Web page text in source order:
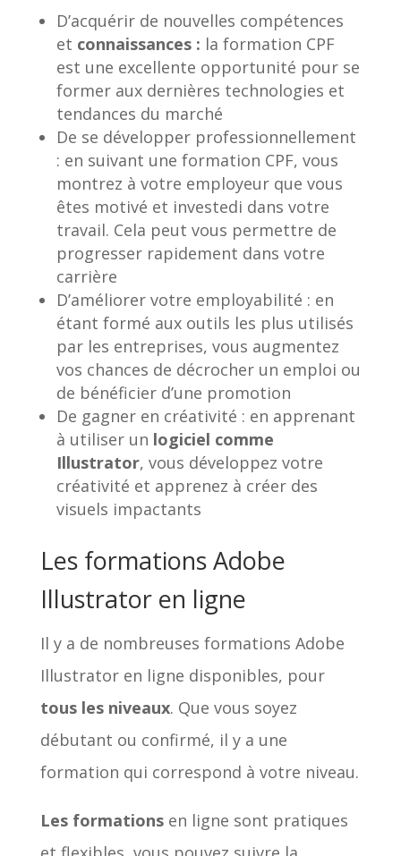
D’acquérir de nouvelles compétences
et connaissances : la formation CPF
est une excellente opportunité pour se
former aux dernières technologies et
tendances du marché
De se développer professionnellement
: en suivant une formation CPF, vous
montrez à votre employeur que vous
êtes motivé et investedi dans votre
travail. Cela peut vous permettre de
progresser rapidement dans votre
carrière
D’améliorer votre employabilité : en
étant formé aux outils les plus utilisés
par les entreprises, vous augmentez
vos chances de décrocher un emploi ou
de bénéficier d’une promotion
De gagner en créativité : en apprenant
à utiliser un logiciel comme
Illustrator, vous développez votre
créativité et apprenez à créer des
visuels impactants
Les formations Adobe
Illustrator en ligne
Il y a de nombreuses formations Adobe
Illustrator en ligne disponibles, pour
tous les niveaux. Que vous soyez
débutant ou confirmé, il y a une
formation qui correspond à votre niveau.
Les formationsen ligne sont pratiques